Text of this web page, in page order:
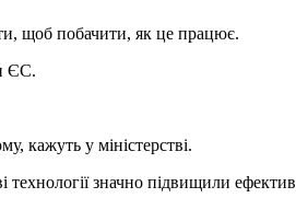
щоб побачити, як це працює.
ЄС.
кажуть у міністерстві.
технології значно підвищили